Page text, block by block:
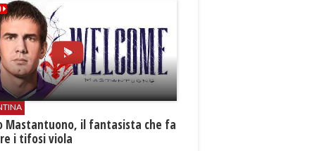
Mastantuono, il fantasista che fa
i tifosi viola